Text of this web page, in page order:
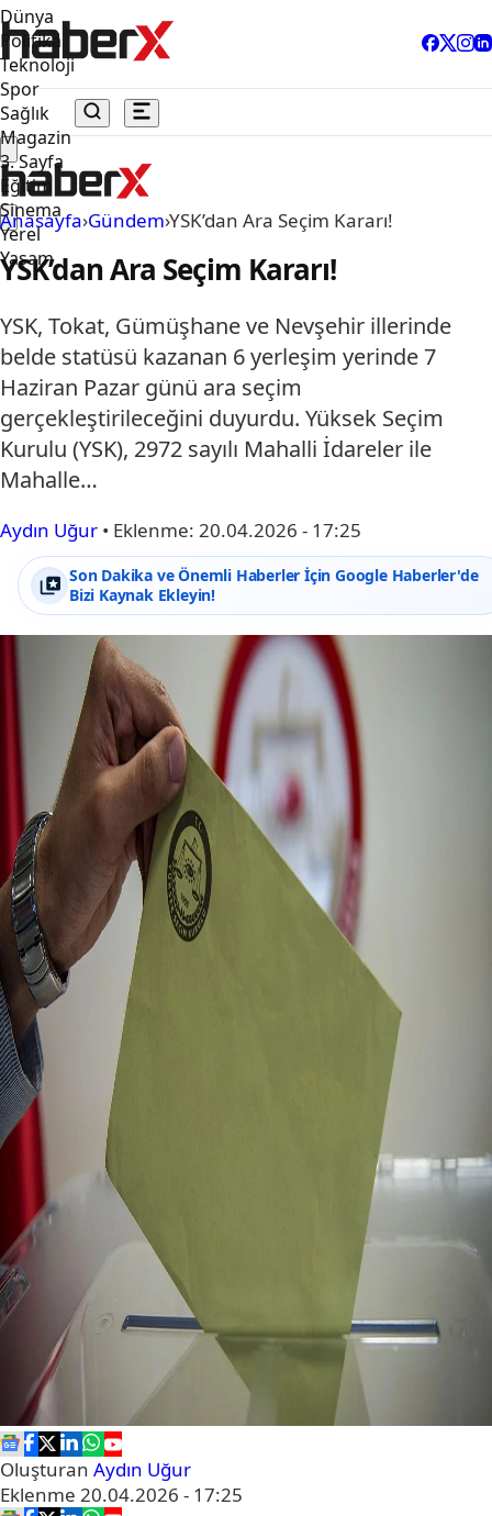
Dünya
Politika
Teknoloji
Spor
Sağlık
Magazin
3. Sayfa
Eğitim
Sinema
Yerel
Yaşam
Anasayfa›Gündem›YSK’dan Ara Seçim Kararı!
YSK’dan Ara Seçim Kararı!
YSK, Tokat, Gümüşhane ve Nevşehir illerinde
belde statüsü kazanan 6 yerleşim yerinde 7
Haziran Pazar günü ara seçim
gerçekleştirileceğini duyurdu. Yüksek Seçim
Kurulu (YSK), 2972 sayılı Mahalli İdareler ile
Mahalle…
Aydın Uğur • Eklenme: 20.04.2026 - 17:25
Son Dakika ve Önemli Haberler İçin Google Haberler'de
Bizi Kaynak Ekleyin!
Oluşturan Aydın Uğur
Eklenme 20.04.2026 - 17:25